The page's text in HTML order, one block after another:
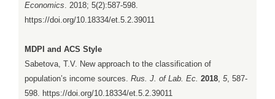
Economics. 2018; 5(2):587-598.
https://doi.org/10.18334/et.5.2.39011
MDPI and ACS Style
Sabetova, T.V. New approach to the classification of
population’s income sources. Rus. J. of Lab. Ec. 2018, 5, 587-
598. https://doi.org/10.18334/et.5.2.39011